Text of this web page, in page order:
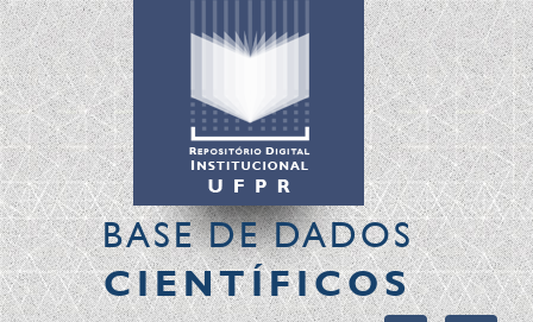
BASE DE DADOS
CIENTÍFICOS